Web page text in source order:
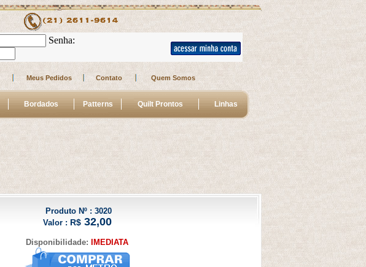
Senha:
Meus Pedidos Contato Quem Somos
Bordados Patterns Quilt Prontos Linhas
Produto Nº : 3020
Valor : R$32,00
Disponibilidade: IMEDIATA